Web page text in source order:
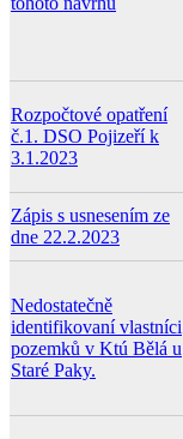
Rozpočtové opatření
č.1. DSO Pojizeří k
3.1.2023
Zápis s usnesením ze
dne 22.2.2023
Nedostatečně
identifikovaní vlastníci
pozemků v Ktú Bělá u
Staré Paky.